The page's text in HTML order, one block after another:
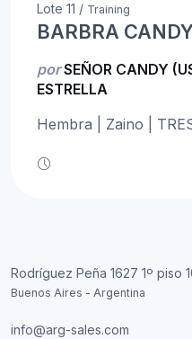
Lote 11 / Training
BARBRA
porSEÑOR CANDY
ESTRELLA
Hembra | Zaino |
Rodríguez Peña 1627 1º piso
Buenos Aires - Argentina
info@arg-sales.com